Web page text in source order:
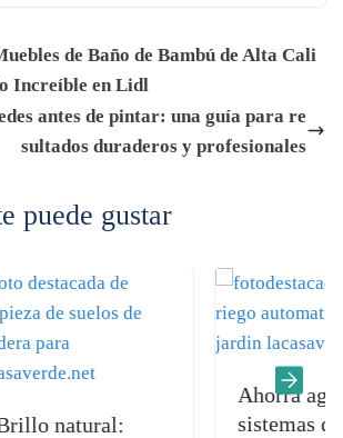
r
t
a
m
pa
rti
r
de Baño de Bambú de Alta Cali
Increíble en Lidl
antes de pintar: una guía para re
sultados duraderos y profesionales
puede gustar
natural:
Ahorra agua: Los
sistemas de riego